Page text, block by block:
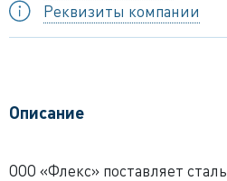
Реквизиты компании
Описание
ООО «Флекс» поставляет